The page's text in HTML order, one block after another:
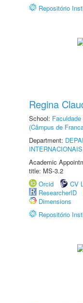
Repositório
Regina
School:
(Câmpus de
Department:
INTERNACIONAIS
Academic
title: MS-3.2
Orcid
CV
ResearcherID
Dimensions
Repositório